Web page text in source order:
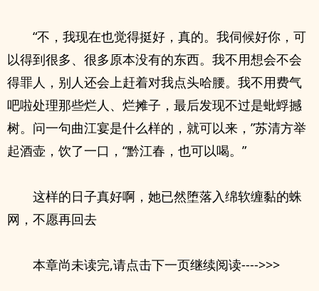
“不，我现在也觉得挺好，真的。我伺候好你，可
以得到很多、很多原本没有的东西。我不用想会不会
得罪人，别人还会上赶着对我点头哈腰。我不用费气
吧啦处理那些烂人、烂摊子，最后发现不过是蚍蜉撼
树。问一句曲江宴是什么样的，就可以来，”苏清方举
起酒壶，饮了一口，“黔江春，也可以喝。”
这样的日子真好啊，她已然堕落入绵软缠黏的蛛
网，不愿再回去
本章尚未读完,请点击下一页继续阅读---->>>